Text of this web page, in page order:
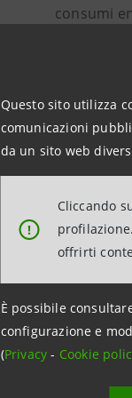
Questo sito utilizza
comunicazioni
da un sito web
!
Cliccando
offrirti
È possibile
configurazione e
(Privacy- Cookie
consumi
inverno.
atmosfera.
mondo
luce e del
L’opera
euro. La